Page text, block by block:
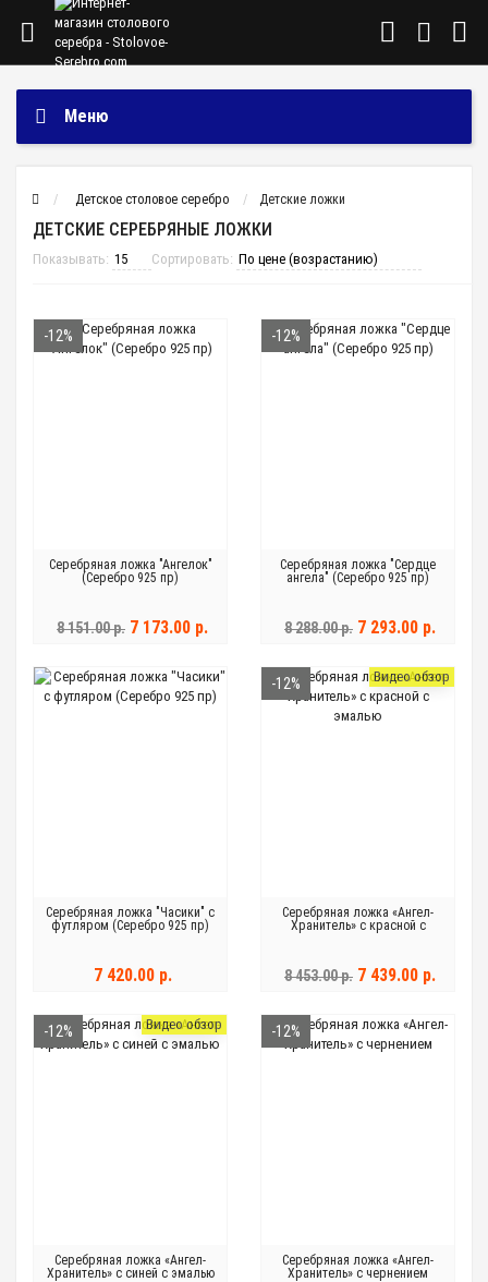
Меню
Детское столовое серебро Детские ложки
ДЕТСКИЕ СЕРЕБРЯНЫЕ ЛОЖКИ
Показывать: Сортировать:
-12%
Серебряная ложка "Ангелок"
(Серебро 925 пр)
8 151.00 р. 7 173.00 р.
-12%
Серебряная ложка "Сердце
ангела" (Серебро 925 пр)
8 288.00 р. 7 293.00 р.
Серебряная ложка "Часики" с
футляром (Серебро 925 пр)
7 420.00 р.
Видео обзор
-12%
Серебряная ложка «Ангел-
Хранитель» с красной с
8 453.00 р. 7 439.00 р.
Видео обзор
-12%
Серебряная ложка «Ангел-
Хранитель» с синей с эмалью
-12%
Серебряная ложка «Ангел-
Хранитель» с чернением